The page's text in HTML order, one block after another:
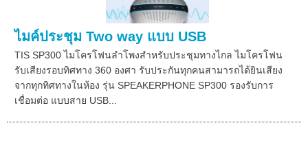
ไมค์ประชุม Two way แบบ USB
TIS SP300 ไมโครโฟนลำโพงสำหรับประชุมทางไกล ไมโครโฟน
รับเสียงรอบทิศทาง 360 องศา รับประกันทุกคนสามารถได้ยินเสียง
จากทุกทิศทางในห้อง รุ่น SPEAKERPHONE SP300 รองรับการ
เชื่อมต่อ แบบสาย USB...